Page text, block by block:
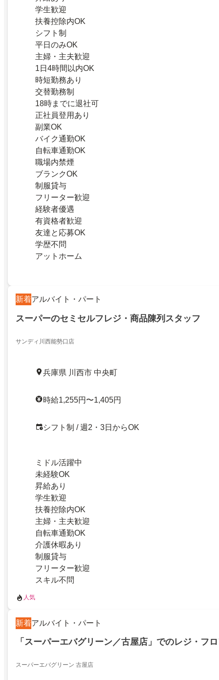
学生歓迎
扶養控除内OK
シフト制
平日のみOK
主婦・主夫歓迎
1日4時間以内OK
時短勤務あり
交替勤務制
18時までに退社可
正社員登用あり
副業OK
バイク通勤OK
自転車通勤OK
職場内禁煙
ブランクOK
制服貸与
フリーター歓迎
経験者優遇
有資格者歓迎
友達と応募OK
学歴不問
アットホーム
新着アルバイト・パート
スーパーのセミセルフレジ・商品陳列スタッフ
サンディ川西能勢口店
兵庫県 川西市 中央町
時給1,255円〜1,405円
シフト制 / 週2・3日からOK
ミドル活躍中
未経験OK
昇給あり
学生歓迎
扶養控除内OK
主婦・主夫歓迎
自転車通勤OK
介護休暇あり
制服貸与
フリーター歓迎
スキル不問
人気
新着アルバイト・パート
「スーパーエバグリーン／古屋店」でのレジ・フ
スーパーエバグリーン 古屋店